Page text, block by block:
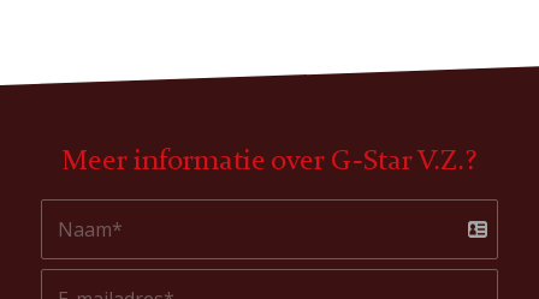
Meer informatie over G-Star V.Z.?